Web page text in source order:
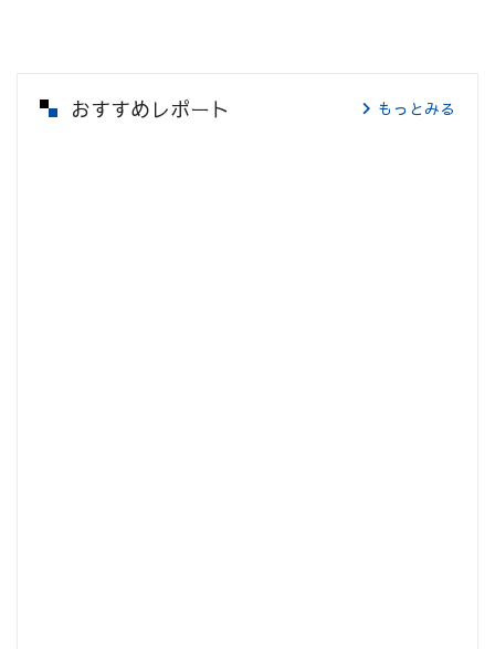
おすすめレポート もっとみる